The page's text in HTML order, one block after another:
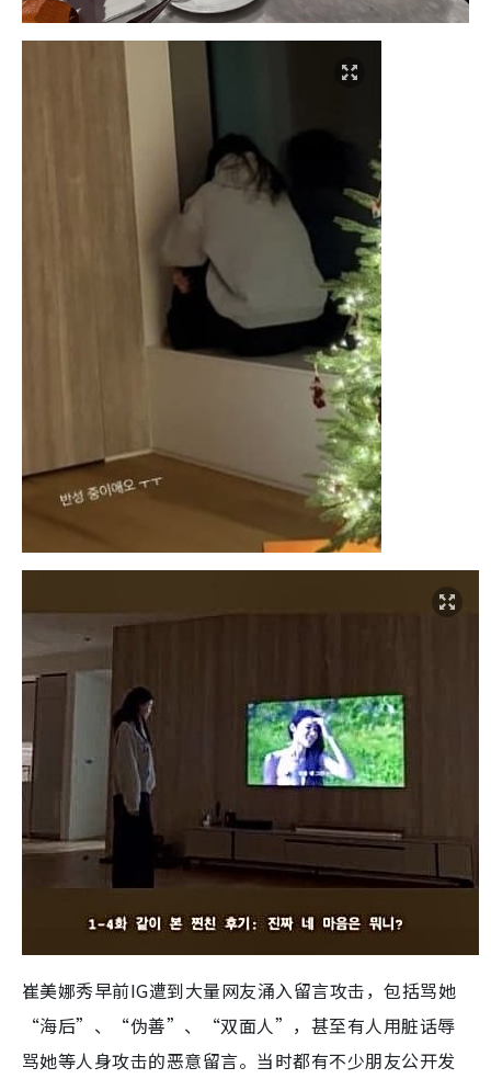
崔美娜秀早前IG遭到大量网友涌入留言攻击，包括骂她
“海后”、“伪善”、“双面人”，甚至有人用脏话辱
骂她等人身攻击的恶意留言。当时都有不少朋友公开发